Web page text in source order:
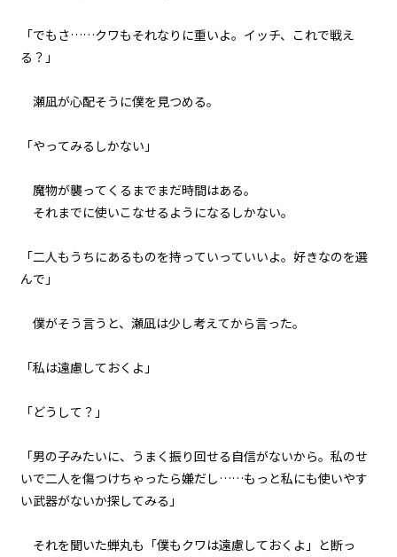
夏の終わりは君と二人で
決戦前夜
069
「でもさ……クワもそれなりに重いよ。イッチ、これで戦え
る？」
瀬凪が心配そうに僕を見つめる。
「やってみるしかない」
魔物が襲ってくるまでまだ時間はある。
それまでに使いこなせるようになるしかない。
「二人もうちにあるものを持っていっていいよ。好きなのを選
んで」
僕がそう言うと、瀬凪は少し考えてから言った。
「私は遠慮しておくよ」
「どうして？」
「男の子みたいに、うまく振り回せる自信がないから。私のせ
いで二人を傷つけちゃったら嫌だし……もっと私にも使いやす
い武器がないか探してみる」
それを聞いた蝉丸も「僕もクワは遠慮しておくよ」と断っ